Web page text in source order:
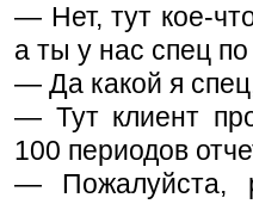
— Нет, тут кое-
а ты у нас спец
— Да какой я
— Тут клиент
100 периодов
— Пожалуйста,